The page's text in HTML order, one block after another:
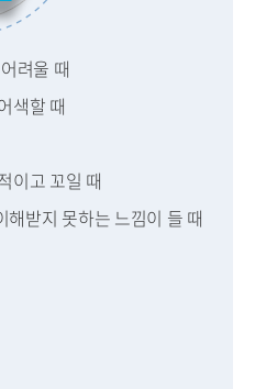
려울 때
색할 때
이고 꼬일 때
받지 못하는 느낌이 들 때